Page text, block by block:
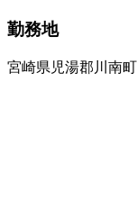
勤務地
宮崎県児湯郡川南